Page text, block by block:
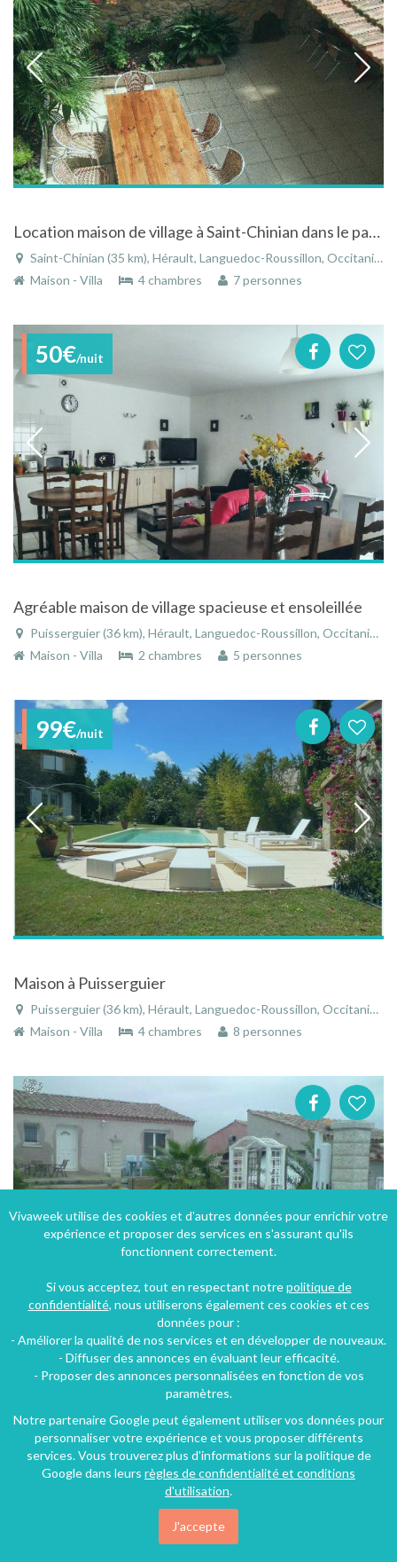
Location maison de village à Saint-Chinian dans le parc du Haut Languedoc, au coeur des vignes
Saint-Chinian (35 km), Hérault, Languedoc-Roussillon, Occitanie, France
Maison - Villa
4 chambres 7 personnes
50€/nuit
Agréable maison de village spacieuse et ensoleillée
Puisserguier (36 km), Hérault, Languedoc-Roussillon, Occitanie, France
Maison - Villa
2 chambres 5 personnes
99€/nuit
Maison à Puisserguier
Puisserguier (36 km), Hérault, Languedoc-Roussillon, Occitanie, France
Maison - Villa
4 chambres 8 personnes
Salles-d'Aude (36 km), Aude, Languedoc-Roussillon, Occitanie, France
3 chambres
40€/nuit
Vivaweek utilise des cookies et d'autres données pour enrichir votre
expérience et proposer des services en s'assurant qu'ils
fonctionnent correctement.
Si vous acceptez, tout en respectant notrepolitique de
confidentialité, nous utiliserons également ces cookies et ces
données pour :
- Améliorer la qualité de nos services et en développer de nouveaux.
- Diffuser des annonces en évaluant leur efficacité.
- Proposer des annonces personnalisées en fonction de vos
paramètres.
Notre partenaire Google peut également utiliser vos données pour
personnaliser votre expérience et vous proposer différents
services. Vous trouverez plus d'informations sur la politique de
Google dans leurs règles de confidentialité et conditions
d'utilisation.
J'accepte